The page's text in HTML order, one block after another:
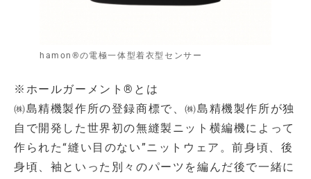
hamon®の電極一体型着衣型センサー
※ホールガーメント®とは
㈱島精機製作所の登録商標で、㈱島精機製作所が独
自で開発した世界初の無縫製ニット横編機によって
作られた“縫い目のない”ニットウェア。前身頃、後
身頃、袖といった別々のパーツを編んだ後で一緒に